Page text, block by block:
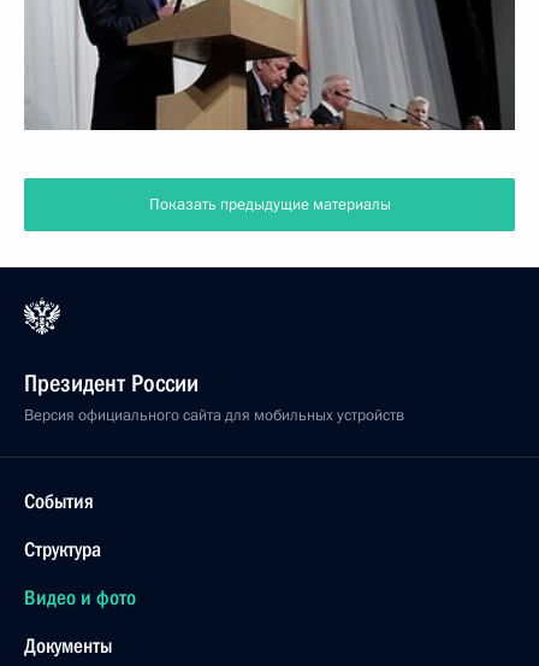
Показать предыдущие материалы
Президент России
Версия официального сайта для мобильных устройств
События
Структура
Видео и фото
Документы